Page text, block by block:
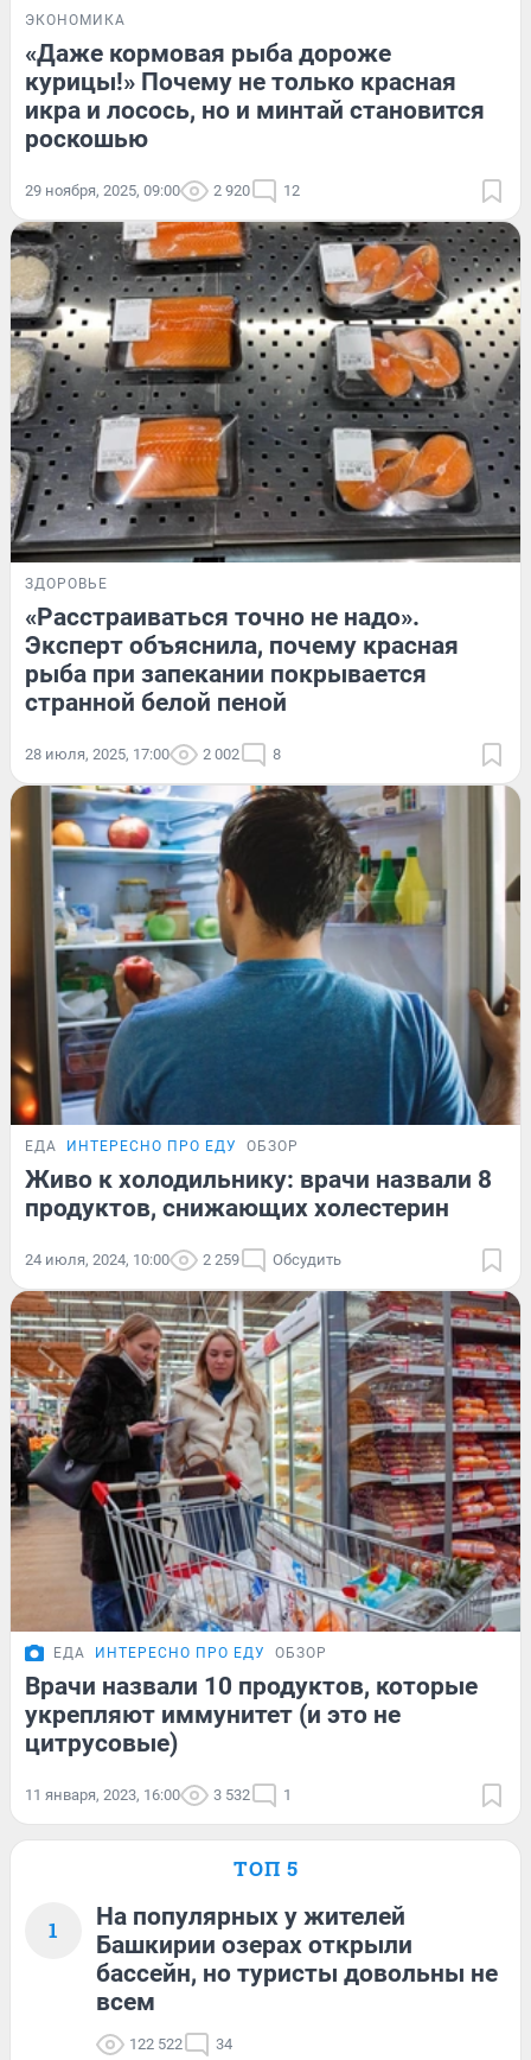
ЭКОНОМИКА
«Даже кормовая рыба дороже
курицы!» Почему не только красная
икра и лосось, но и минтай становится
роскошью
29 ноября, 2025, 09:00 2 920 12
ЗДОРОВЬЕ
«Расстраиваться точно не надо».
Эксперт объяснила, почему красная
рыба при запекании покрывается
странной белой пеной
28 июля, 2025, 17:00 2 002 8
ЕДА ИНТЕРЕСНО ПРО ЕДУ ОБЗОР
Живо к холодильнику: врачи назвали 8
продуктов, снижающих холестерин
24 июля, 2024, 10:00 2 259 Обсудить
ЕДА ИНТЕРЕСНО ПРО ЕДУ ОБЗОР
Врачи назвали 10 продуктов, которые
укрепляют иммунитет (и это не
цитрусовые)
11 января, 2023, 16:00 3 532 1
ТОП 5
1
На популярных у жителей
Башкирии озерах открыли
бассейн, но туристы довольны не
всем
122 522 34